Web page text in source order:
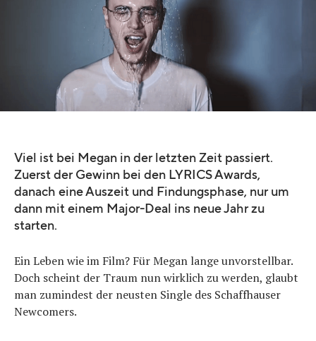
Viel ist bei Megan in der letzten Zeit passiert.
Zuerst der Gewinn bei den LYRICS Awards,
danach eine Auszeit und Findungsphase, nur um
dann mit einem Major-Deal ins neue Jahr zu
starten.
Ein Leben wie im Film? Für Megan lange unvorstellbar.
Doch scheint der Traum nun wirklich zu werden, glaubt
man zumindest der neusten Single des Schaffhauser
Newcomers.